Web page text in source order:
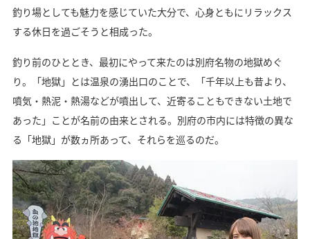
釣り場としても魅力を感じていた大分で、心身ともにリラックス
する休日を過ごそうと相成った。
釣り前のひととき、最初にやって来たのは別府名物の地獄めぐ
り。「地獄」とは温泉の湧出口のことで、「千年以上も昔より、
噴気・熱泥・熱湯などが噴出して、近寄ることもできない土地で
あった」ことが名前の由来とされる。別府の市内には特徴の異な
る「地獄」が数ヵ所あって、それらを巡るのだ。